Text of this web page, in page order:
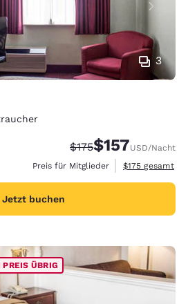
3
Durchgestrichener
$175Vergünstigter
$157USD/Nacht
Preis für Mitglieder
Geschätzte
$175 gesamt
Jetzt buchen
ÜBRIG